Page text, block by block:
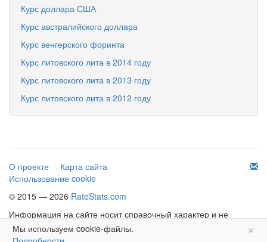
Курс доллара США
Курс австралийского доллара
Курс венгерского форинта
Курс литовского лита в 2014 году
Курс литовского лита в 2013 году
Курс литовского лита в 2012 году
О проекте
Карта сайта
Использование cookie
© 2015 — 2026 RateStats.com
Информация на сайте носит справочный характер и не
является офертой.
×
Мы используем cookie-файлы.